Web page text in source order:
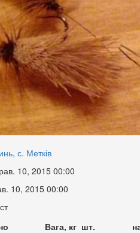
с. Метків
10, 2015 00:00
10, 2015 00:00
Вага, кг шт.